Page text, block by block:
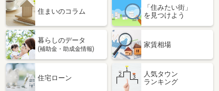
住まいのコラム
「住みたい街」
を見つけよう
暮らしのデータ
(補助金・助成金情報)
家賃相場
住宅ローン
人気タウン
ランキング